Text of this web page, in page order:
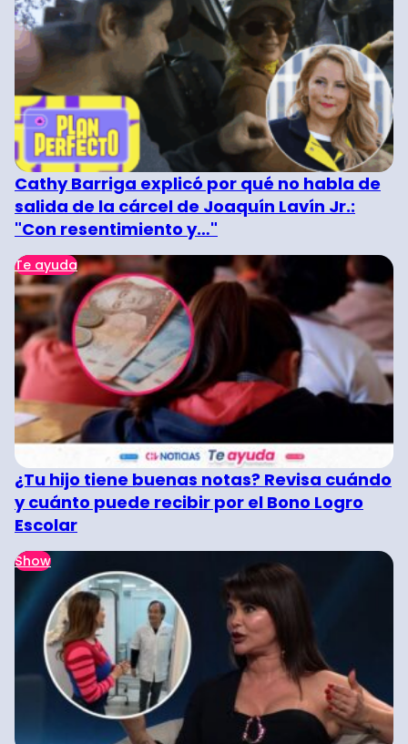
Cathy Barriga explicó por qué no habla de
salida de la cárcel de Joaquín Lavín Jr.:
"Con resentimiento y…"
Te ayuda
¿Tu hijo tiene buenas notas? Revisa cuándo
y cuánto puede recibir por el Bono Logro
Escolar
Show